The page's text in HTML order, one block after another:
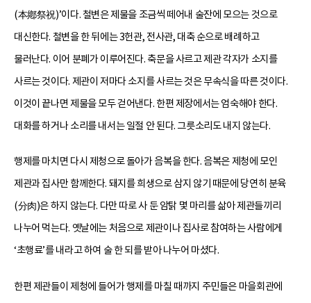
(本鄕祭祝)’이다. 철변은 제물을 조금씩 떼어내 술잔에 모으는 것으로
대신한다. 철변을 한 뒤에는 3헌관, 전사관, 대축 순으로 배례하고
물러난다. 이어 분폐가 이루어진다. 축문을 사르고 제관 각자가 소지를
사르는 것이다. 제관이 저마다 소지를 사르는 것은 무속식을 따른 것이다.
이것이 끝나면 제물을 모두 걷어낸다. 한편 제장에서는 엄숙해야 한다.
대화를 하거나 소리를 내서는 일절 안 된다. 그릇소리도 내지 않는다.
행제를 마치면 다시 제청으로 돌아가 음복을 한다. 음복은 제청에 모인
제관과 집사만 함께한다. 돼지를 희생으로 삼지 않기 때문에 당연히 분육
(分肉)은 하지 않는다. 다만 따로 사 둔 암탉 몇 마리를 삶아 제관들끼리
나누어 먹는다. 옛날에는 처음으로 제관이나 집사로 참여하는 사람에게
‘초행료’를 내라고 하여 술 한 되를 받아 나누어 마셨다.
한편 제관들이 제청에 들어가 행제를 마칠 때까지 주민들은 마을회관에